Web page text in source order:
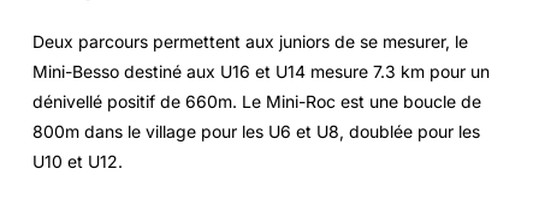
Deux parcours permettent aux juniors de se mesurer, le
Mini-Besso destiné aux U16 et U14 mesure 7.3 km pour un
dénivellé positif de 660m. Le Mini-Roc est une boucle de
800m dans le village pour les U6 et U8, doublée pour les
U10 et U12.